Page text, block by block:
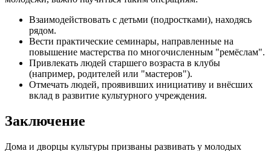
Взаимодействовать с детьми (подростками), находясь
рядом.
Вести практические семинары, направленные на
повышение мастерства по многочисленным "ремёслам".
Привлекать людей старшего возраста в клубы
(например, родителей или "мастеров").
Отмечать людей, проявивших инициативу и внёсших
вклад в развитие культурного учреждения.
Заключение
Дома и дворцы культуры призваны развивать у молодых